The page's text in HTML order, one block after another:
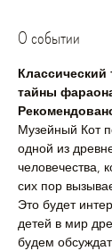
О событии
Классический
тайны
Музейный Кот
одной из
человечества,
сих пор
Это будет
детей в мир
будем